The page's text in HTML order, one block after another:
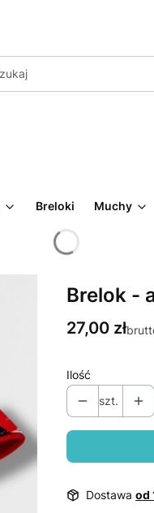
Breloki Muchy
Brelok -
Cena
27,00 zł
Ilość
szt.
Dostawa od